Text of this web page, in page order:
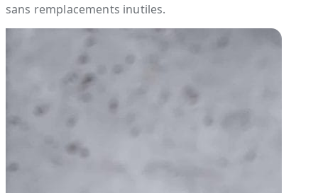
sans remplacements inutiles.